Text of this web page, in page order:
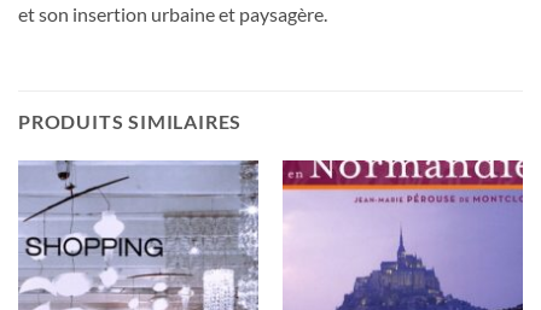
et son insertion urbaine et paysagère.
PRODUITS SIMILAIRES